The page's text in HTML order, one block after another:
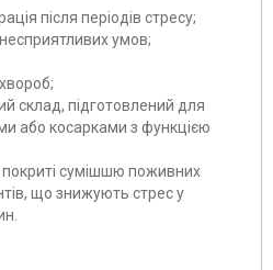
після періодів стресу;
умов;
склад, підготовлений для
або косарками з функцією
покриті сумішшю поживних
що знижують стрес у